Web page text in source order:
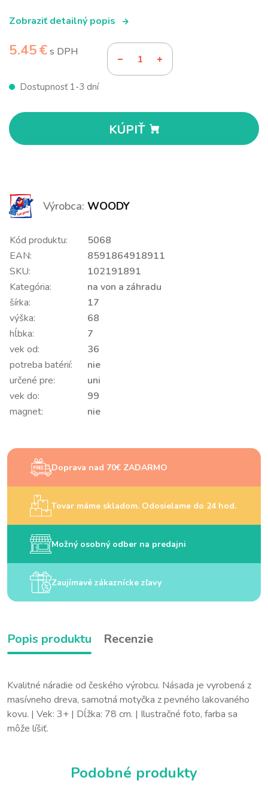
Zobraziť detailný popis
5.45 €s DPH
Dostupnosť 1-3 dní
KÚPIŤ
Výrobca:WOODY
Kód produktu:
5068
EAN:
8591864918911
SKU:
102191891
Kategória:
na von a záhradu
šírka:
17
výška:
68
hĺbka:
7
vek od:
36
potreba batérií:
nie
určené pre:
uni
vek do:
99
magnet:
nie
Doprava nad 70€ ZADARMO
Tovar máme skladom. Odosielame do 24 hod.
Možný osobný odber na predajni
Zaujímavé zákaznícke zľavy
Popis produktu Recenzie
Kvalitné náradie od českého výrobcu. Násada je vyrobená z
masívneho dreva, samotná motyčka z pevného lakovaného
kovu. | Vek: 3+ | Dĺžka: 78 cm. | Ilustračné foto, farba sa
môže líšiť.
Podobné produkty